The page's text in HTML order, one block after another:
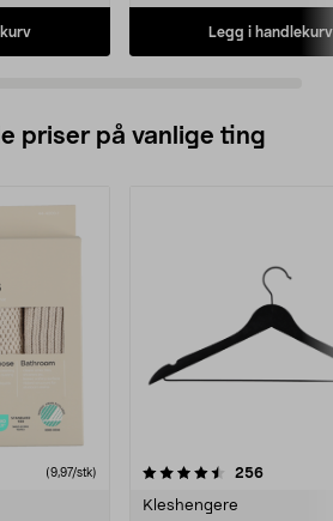
Legg i handlekurv
priser på vanlige ting
(9,97/stk) 256
Kleshengere
4.5av 5 stjerner